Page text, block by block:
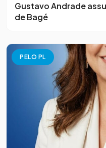
Gustavo Andrade
de Bagé
PELO PL